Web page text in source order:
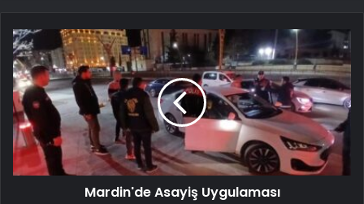
Mardin'de Asayiş Uygulaması